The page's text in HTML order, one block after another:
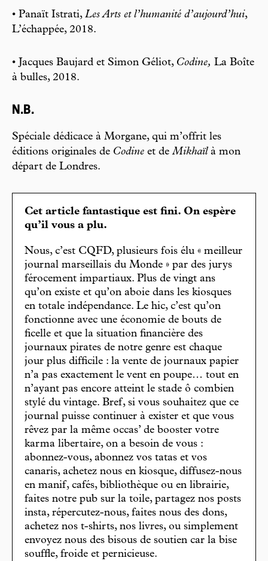
• Panaït Istrati, Les Arts et l’humanité d’aujourd’hui,
L’échappée, 2018.
• Jacques Baujard et Simon Géliot, Codine, La Boîte
à bulles, 2018.
N.B.
Spéciale dédicace à Morgane, qui m’offrit les
éditions originales de Codine et deMikhaïlà mon
départ de Londres.
Cet article fantastique est fini. On espère
qu’il vous a plu.
Nous, c’est CQFD, plusieurs fois élu « meilleur
journal marseillais du Monde » par des jurys
férocement impartiaux. Plus de vingt ans
qu’on existe et qu’on aboie dans les kiosques
en totale indépendance. Le hic, c’est qu’on
fonctionne avec une économie de bouts de
ficelle et que la situation financière des
journaux pirates de notre genre est chaque
jour plus difficile : la vente de journaux papier
n’a pas exactement le vent en poupe… tout en
n’ayant pas encore atteint le stade ô combien
stylé du vintage. Bref, si vous souhaitez que ce
journal puisse continuer à exister et que vous
rêvez par la même occas’ de booster votre
karma libertaire, on a besoin de vous :
abonnez-vous, abonnez vos tatas et vos
canaris, achetez nous en kiosque, diffusez-nous
en manif, cafés, bibliothèque ou en librairie,
faites notre pub sur la toile, partagez nos posts
insta, répercutez-nous, faites nous des dons,
achetez nos t-shirts, nos livres, ou simplement
envoyez nous des bisous de soutien car la bise
souffle, froide et pernicieuse.